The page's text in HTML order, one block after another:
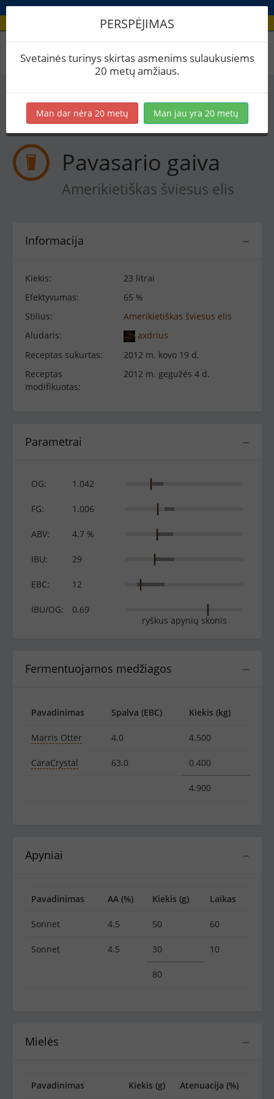
Receptas / Pavasario gaiva
Virimai (1)
BeerXML
Pavasario gaiva
Amerikietiškas šviesus elis
−
Informacija
Kiekis:
23 litrai
Efektyvumas:
65 %
Stilius:
Amerikietiškas šviesus elis
Aludaris:
axdrius
Receptas sukurtas:
2012 m. kovo 19 d.
Receptas
modifikuotas:
2012 m. gegužės 4 d.
−
Parametrai
OG: 1.042
FG: 1.006
ABV: 4.7 %
IBU: 29
EBC: 12
IBU/OG:
0.69
ryškus apynių skonis
−
Fermentuojamos medžiagos
Pavadinimas Spalva (EBC) Kiekis (kg)
Marris Otter 4.0 4.500
CaraCrystal 63.0 0.400
4.900
−
Apyniai
Pavadinimas AA (%) Kiekis (g) Laikas
Sonnet 4.5 50 60
Sonnet 4.5 30 10
80
−
Mielės
Pavadinimas Kiekis (g) Atenuacija (%)
PERSPĖJIMAS
Svetainės turinys skirtas asmenims sulaukusiems
20 metų amžiaus.
Man dar nėra 20 metų Man jau yra 20 metų